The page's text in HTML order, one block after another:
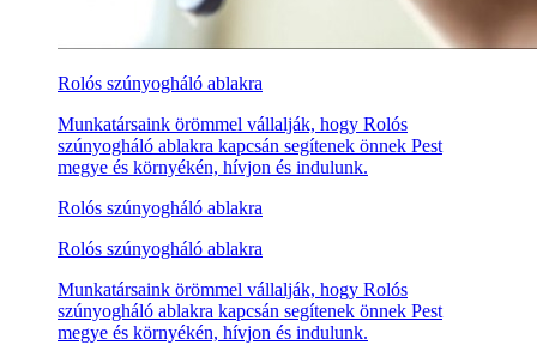
Rolós szúnyogháló ablakra
Munkatársaink örömmel vállalják, hogy Rolós
szúnyogháló ablakra kapcsán segítenek önnek Pest
megye és környékén, hívjon és indulunk.
Rolós szúnyogháló ablakra
Rolós szúnyogháló ablakra
Munkatársaink örömmel vállalják, hogy Rolós
szúnyogháló ablakra kapcsán segítenek önnek Pest
megye és környékén, hívjon és indulunk.